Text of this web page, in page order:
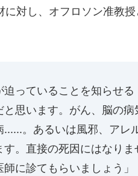
対し、オフロソン准教
迫っていることを知らせ
と思います。がん、脳の
。あるいは風邪、アレ
。直接の死因にはなり
に診てもらいましょう」